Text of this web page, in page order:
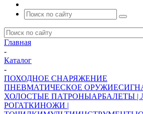
Главная
-
Каталог
-
ПОХОДНОЕ СНАРЯЖЕНИЕ
ПНЕВМАТИЧЕСКОЕ ОРУЖИЕ
ХОЛОСТЫЕ ПАТРОНЫАРБАЛЕТЫ |
РОГАТКИНОЖИ |